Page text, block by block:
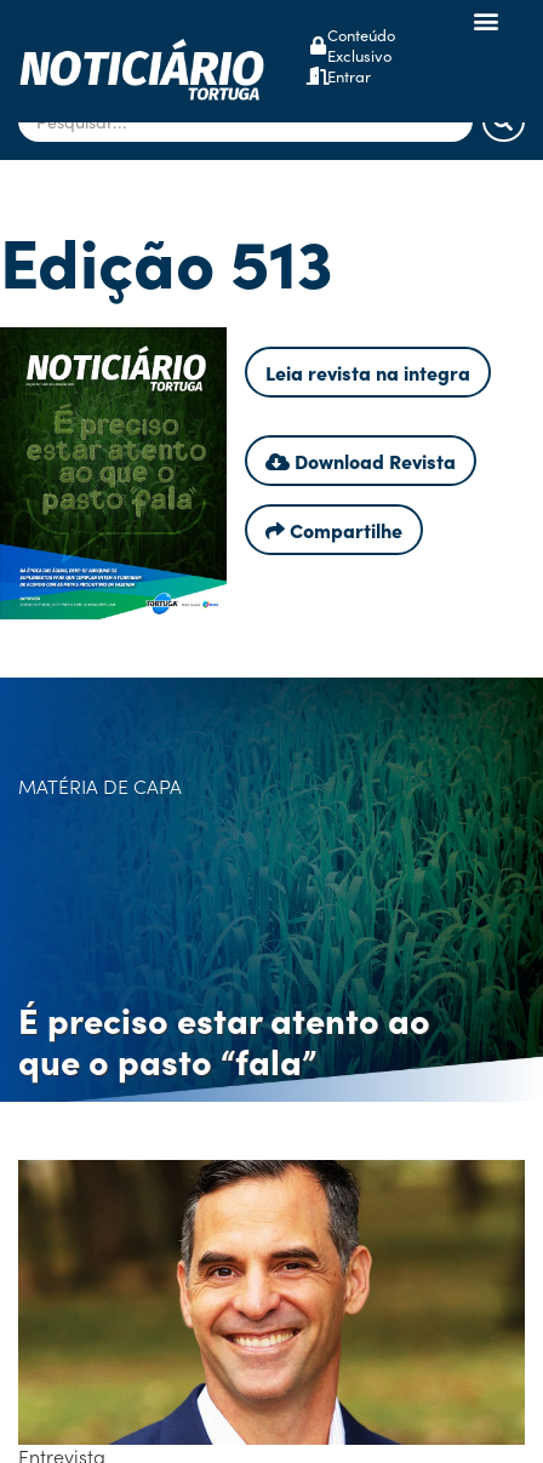
Conteúdo
Exclusivo
Entrar
Edição 513
Leia revista na integra
Download Revista
Compartilhe
MATÉRIA DE CAPA
É preciso estar atento ao
que o pasto “fala”
Entrevista